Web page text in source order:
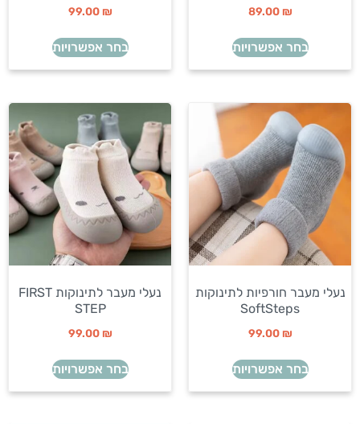
89.00 ₪
בחר אפשרויות
99.00 ₪
בחר אפשרויות
נעלי מעבר חורפיות לתינוקות
SoftSteps
99.00 ₪
בחר אפשרויות
נעלי מעבר לתינוקות FIRST
STEP
99.00 ₪
בחר אפשרויות